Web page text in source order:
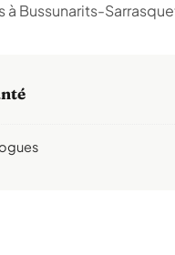
à Bussunarits-